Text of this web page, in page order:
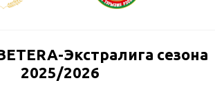
Экстралига сезона
2025/2026